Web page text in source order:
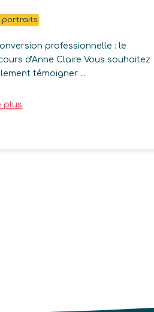
portraits
professionnelle : le
d'Anne Claire Vous souhaitez
témoigner ...
plus